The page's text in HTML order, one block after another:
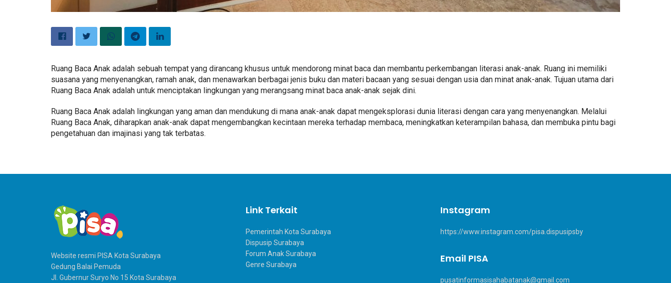
Ruang Baca Anak adalah sebuah tempat yang dirancang khusus untuk mendorong minat baca dan membantu perkembangan literasi anak-anak. Ruang ini memiliki
suasana yang menyenangkan, ramah anak, dan menawarkan berbagai jenis buku dan materi bacaan yang sesuai dengan usia dan minat anak-anak. Tujuan utama dari
Ruang Baca Anak adalah untuk menciptakan lingkungan yang merangsang minat baca anak-anak sejak dini.
Ruang Baca Anak adalah lingkungan yang aman dan mendukung di mana anak-anak dapat mengeksplorasi dunia literasi dengan cara yang menyenangkan. Melalui
Ruang Baca Anak, diharapkan anak-anak dapat mengembangkan kecintaan mereka terhadap membaca, meningkatkan keterampilan bahasa, dan membuka pintu bagi
pengetahuan dan imajinasi yang tak terbatas.
Website resmi PISA Kota Surabaya
Gedung Balai Pemuda
Jl. Gubernur Suryo No 15 Kota Surabaya
Link Terkait
Pemerintah Kota Surabaya
Dispusip Surabaya
Forum Anak Surabaya
Genre Surabaya
Instagram
https://www.instagram.com/pisa.dispusipsby
Email PISA
pusatinformasisahabatanak@gmail.com